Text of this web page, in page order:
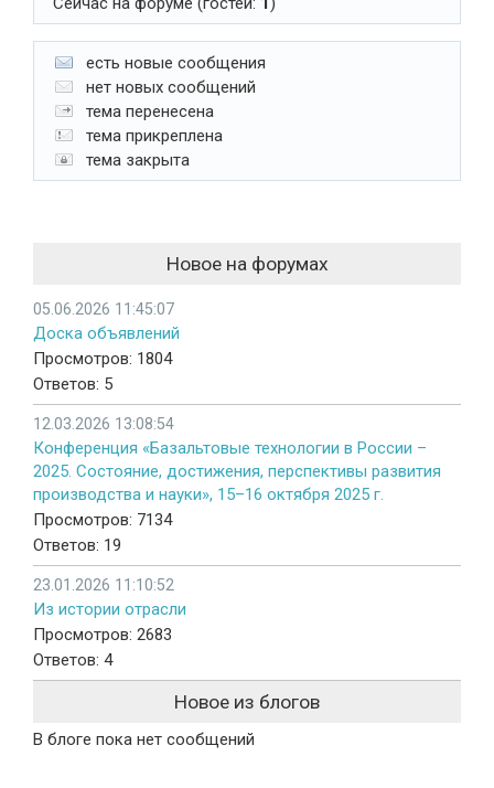
есть новые сообщения
нет новых сообщений
тема перенесена
тема прикреплена
тема закрыта
Новое на форумах
05.06.2026 11:45:07
Доска объявлений
Просмотров: 1804
Ответов: 5
12.03.2026 13:08:54
Конференция «Базальтовые технологии в России –
2025. Состояние, достижения, перспективы развития
производства и науки», 15–16 октября 2025 г.
Просмотров: 7134
Ответов: 19
23.01.2026 11:10:52
Из истории отрасли
Просмотров: 2683
Ответов: 4
Новое из блогов
В блоге пока нет сообщений